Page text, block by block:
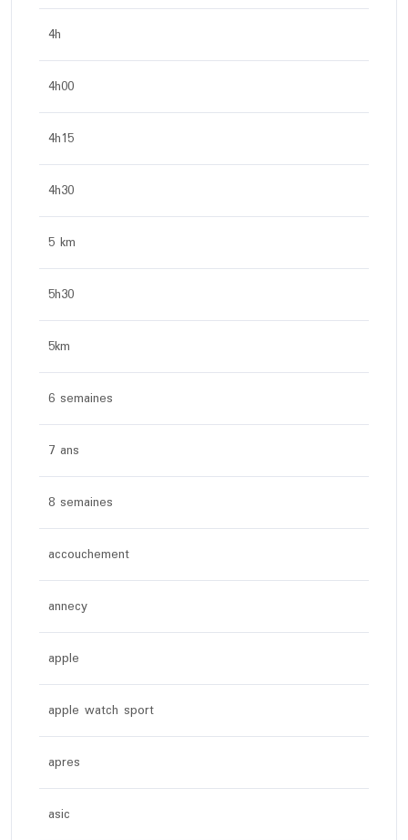
4h
4h00
4h15
4h30
5 km
5h30
5km
6 semaines
7 ans
8 semaines
accouchement
annecy
apple
apple watch sport
apres
asic